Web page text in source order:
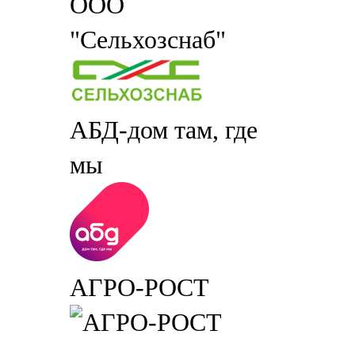
"Сельхозснаб"
АБД-дом там, где
мы
АГРО-РОСТ